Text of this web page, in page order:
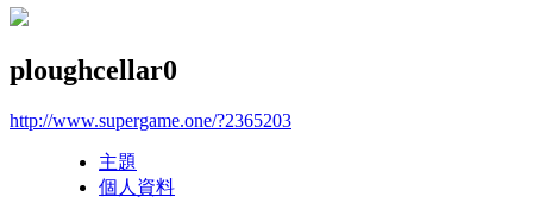
ploughcellar0
http://www.supergame.one/?2365203
主題
個人資料